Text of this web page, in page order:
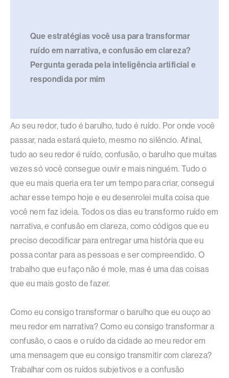
Que estratégias você usa para transformar
ruído em narrativa, e confusão em clareza?
Pergunta gerada pela inteligência artificial e
respondida por mim
Ao seu redor, tudo é barulho, tudo é ruído. Por onde você
passar, nada estará quieto, mesmo no silêncio. Afinal,
tudo ao seu redor é ruído, confusão, o barulho que muitas
vezes só você consegue ouvir e mais ninguém. Tudo o
que eu mais queria era ter um tempo para criar, consegui
achar esse tempo hoje e eu desenrolei muita coisa que
você nem faz ideia. Todos os dias eu transformo ruído em
narrativa, e confusão em clareza, como códigos que eu
preciso decodificar para entregar uma história que eu
possa contar para as pessoas e ser compreendido. O
trabalho que eu faço não é mole, mas é uma das coisas
que eu mais gosto de fazer.
Como eu consigo transformar o barulho que eu ouço ao
meu redor em narrativa? Como eu consigo transformar a
confusão, o caos e o ruído da cidade ao meu redor em
uma mensagem que eu consigo transmitir com clareza?
Trabalhar com os ruídos subjetivos e a confusão